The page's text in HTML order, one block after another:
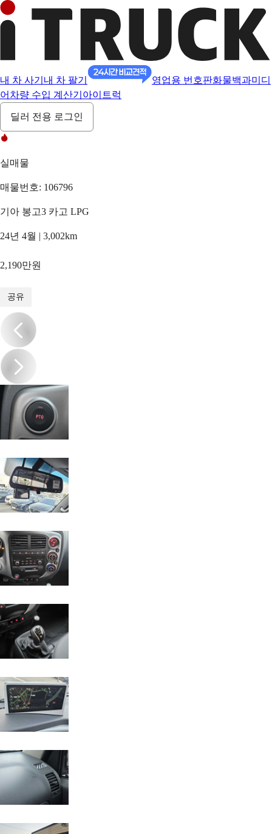
내 차 사기 내 차 팔기 영업용 번호판화물백과미디
어 차량 수입 계산기 아이트럭
딜러 전용 로그인
실매물
매물번호: 106796
기아 봉고3 카고 LPG
24년 4월 | 3,002km
2,190만원
공유
/20